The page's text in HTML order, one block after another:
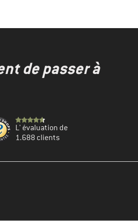
de passer à
L' évaluation de
1.688 clients